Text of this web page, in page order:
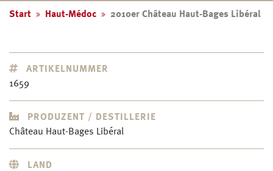
Start Haut-Médoc 2010er Château Haut-Bages Libéral
ARTIKELNUMMER
1659
PRODUZENT / DESTILLERIE
Château Haut-Bages Libéral
LAND